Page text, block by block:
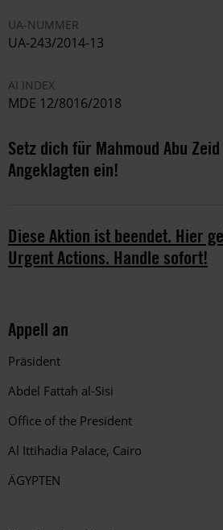
UA-NUMMER
UA-243/2014-13
AI INDEX
MDE 12/8016/2018
Setz dich für Mahmoud Abu
Angeklagten ein!
Diese Aktion ist beendet. Hier
Urgent Actions. Handle sofort!
Appell an
Präsident
Abdel Fattah al-Sisi
Office of the President
Al Ittihadia Palace, Cairo
ÄGYPTEN